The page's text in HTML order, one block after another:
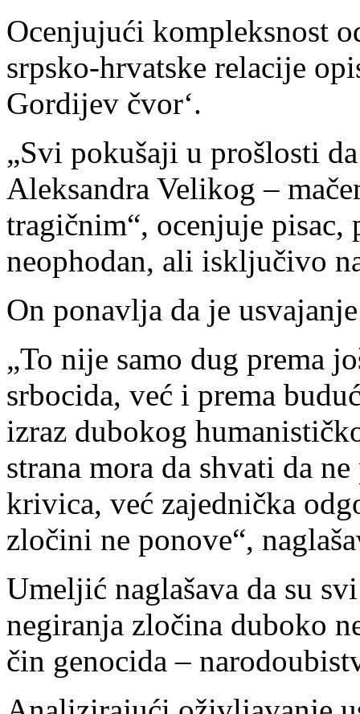
Ocenjujući kompleksnost
srpsko-hrvatske relacije
Gordijev čvor‘.
„Svi pokušaji u prošlosti
Aleksandra Velikog –
tragičnim“, ocenjuje
neophodan, ali isključivo
On ponavlja da je
„To nije samo dug prema
srbocida, već i prema
izraz dubokog
strana mora da shvati da
krivica, već zajednička
zločini ne ponove“,
Umeljić naglašava da su
negiranja zločina duboko
čin genocida –